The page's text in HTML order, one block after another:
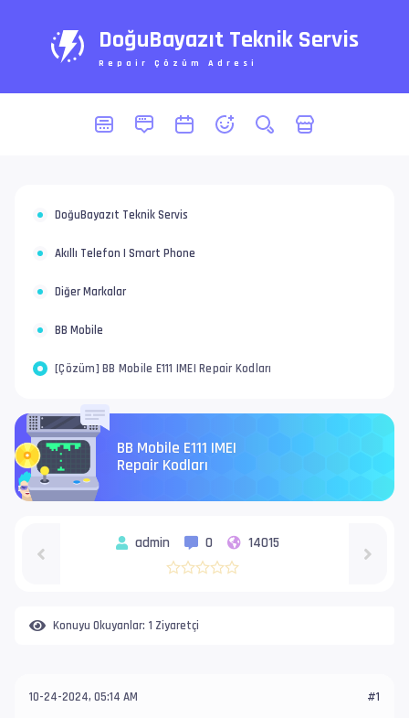
DoğuBayazıt Teknik Servis
Repair Çözüm Adresi
DoğuBayazıt Teknik Servis
Akıllı Telefon | Smart Phone
Diğer Markalar
BB Mobile
[Çözüm] BB Mobile E111 IMEI Repair Kodları
BB Mobile E111 IMEI
Repair Kodları
admin 0 14015
Konuyu Okuyanlar: 1 Ziyaretçi
10-24-2024, 05:14 AM #1